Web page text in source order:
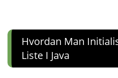
Hvordan Man
Liste I Java